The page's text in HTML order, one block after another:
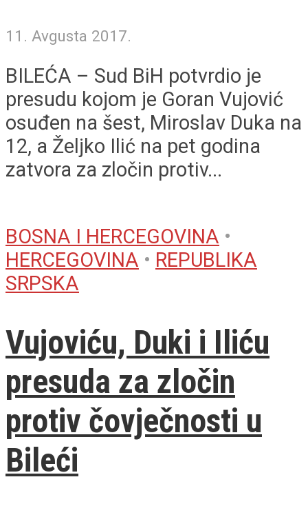
11. Avgusta 2017.
BILEĆA – Sud BiH potvrdio je
presudu kojom je Goran Vujović
osuđen na šest, Miroslav Duka na
12, a Željko Ilić na pet godina
zatvora za zločin protiv...
BOSNA I HERCEGOVINA •
HERCEGOVINA • REPUBLIKA
SRPSKA
Vujoviću, Duki i Iliću
presuda za zločin
protiv čovječnosti u
Bileći